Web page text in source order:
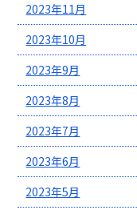
2023年11月
2023年10月
2023年9月
2023年8月
2023年7月
2023年6月
2023年5月